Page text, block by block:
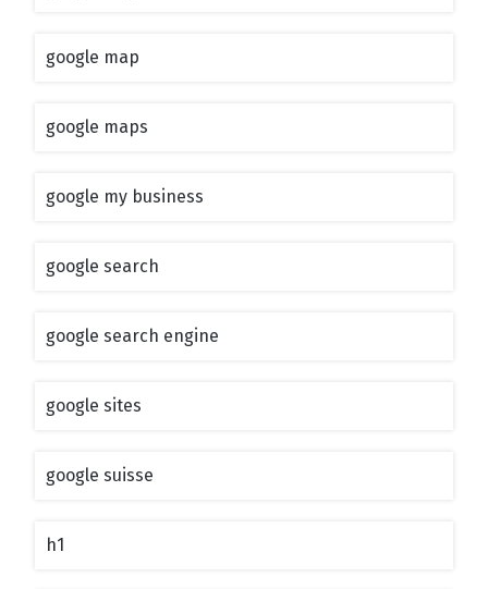
google map
google maps
google my business
google search
google search engine
google sites
google suisse
h1